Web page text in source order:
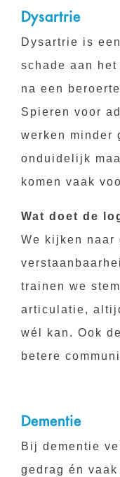
Dysartrie
Dysartrie is
schade aan
na een
Spieren voor
werken minder
onduidelijk
komen vaak
Wat doet de
We kijken naar
trainen we
articulatie,
wél kan. Ook
betere
Dementie
Bij dementie
gedrag én